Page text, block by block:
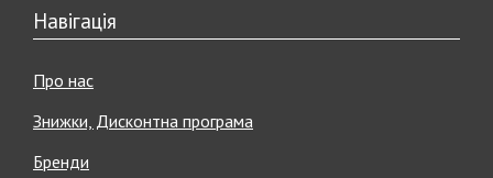
Навігація
Про нас
Знижки, Дисконтна програма
Бренди